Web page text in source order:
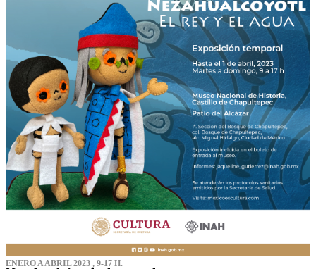
ENERO A ABRIL 2023 , 9-17 H.